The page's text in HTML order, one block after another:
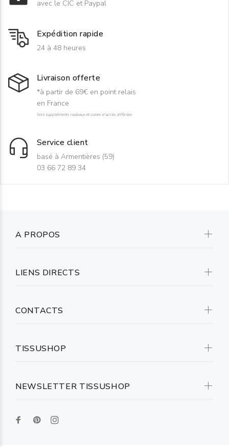
avec le CIC et Paypal
Expédition rapide
24 à 48 heures
Livraison offerte
*à partir de 69€ en point relais
en France
hors suppléments rouleaux et zones d'accès difficiles
Service client
basé à Armentières (59)
03 66 72 89 34
NEWSLETTER TISSUSHOP
A PROPOS
LIENS DIRECTS
CONTACTS
TISSUSHOP